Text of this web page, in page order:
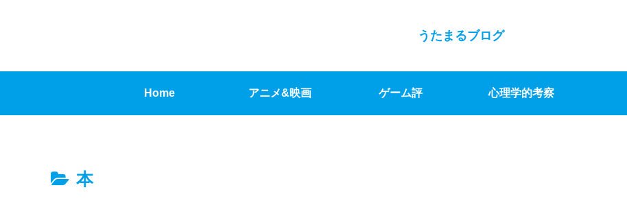
うたまるブログ
Home アニメ&映画 ゲーム評 心理学的考察
本